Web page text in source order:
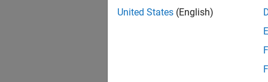
United States (English)